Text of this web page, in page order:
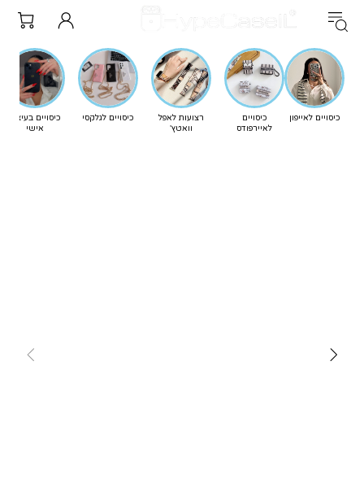
כיסויים לאייפון
כיסויים
לאיירפודס
רצועות לאפל
וואטץ'
כיסויים לגלקסי
כיסויים בעיצוב
אישי